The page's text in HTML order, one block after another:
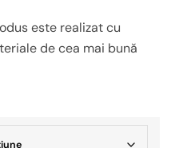
este realizat cu
de cea mai bună